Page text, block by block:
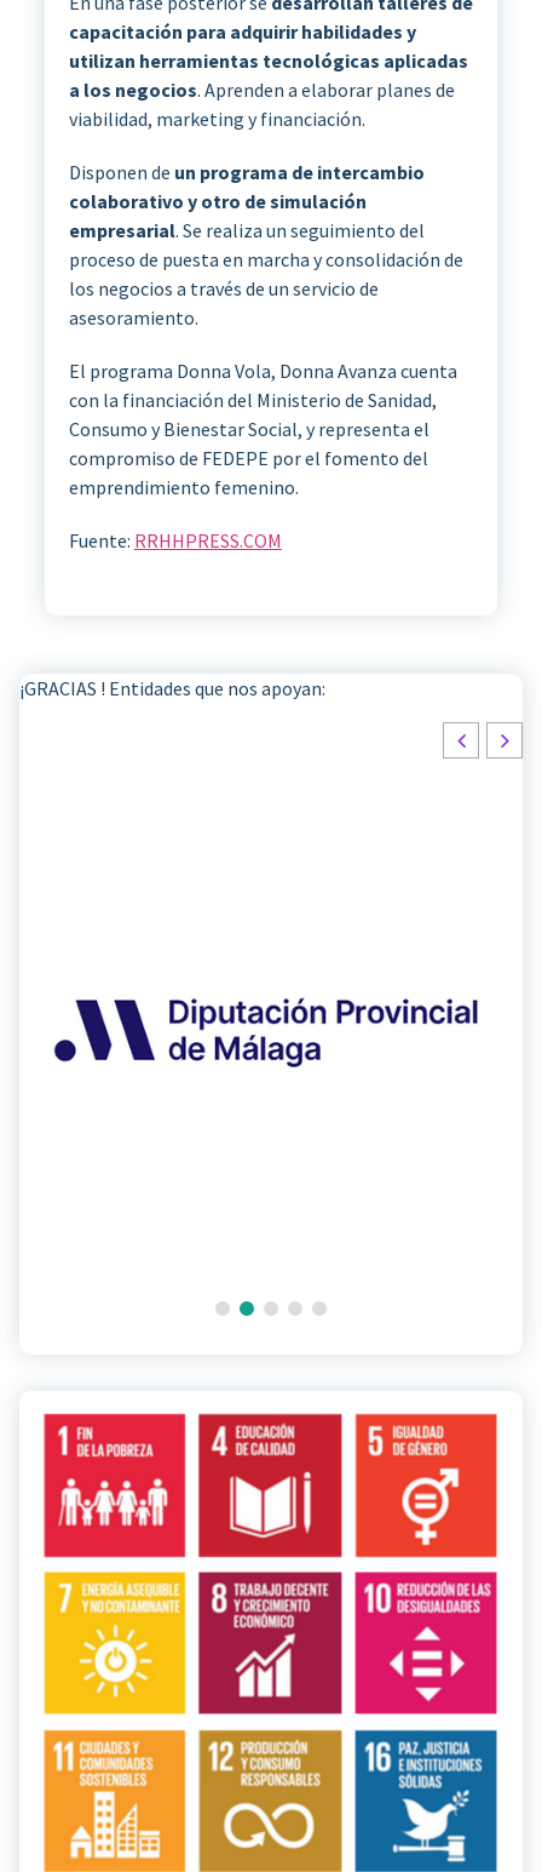
capacitación para adquirir habilidades y
utilizan herramientas tecnológicas aplicadas
a los negocios. Aprenden a elaborar planes de
viabilidad, marketing y financiación.
Disponen de un programa de intercambio
colaborativo y otro de simulación
empresarial. Se realiza un seguimiento del
proceso de puesta en marcha y consolidación de
los negocios a través de un servicio de
asesoramiento.
El programa Donna Vola, Donna Avanza cuenta
con la financiación del Ministerio de Sanidad,
Consumo y Bienestar Social, y representa el
compromiso de FEDEPE por el fomento del
emprendimiento femenino.
Fuente: RRHHPRESS.COM
¡GRACIAS ! Entidades que nos apoyan: